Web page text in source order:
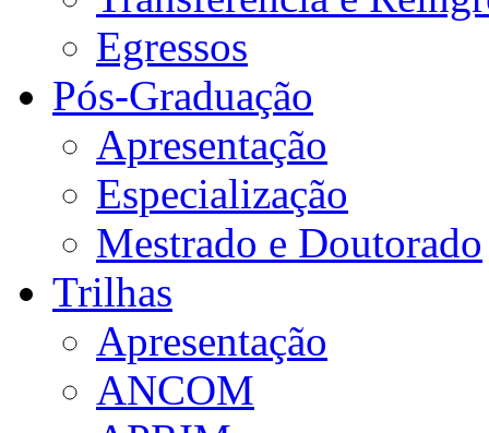
Egressos
Pós-Graduação
Apresentação
Especialização
Mestrado e Doutorado
Trilhas
Apresentação
ANCOM